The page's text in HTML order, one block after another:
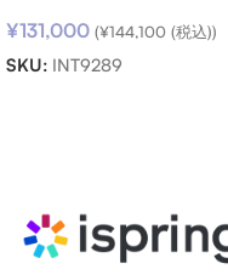
ノード) SSR (期限内更新用)
¥131,000 (¥144,100 (税込))
SKU: INT9289